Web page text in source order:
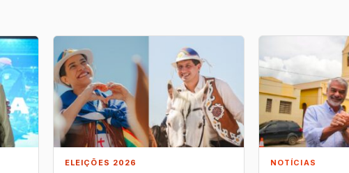
ELEIÇÕES 2026 NOTÍCIAS